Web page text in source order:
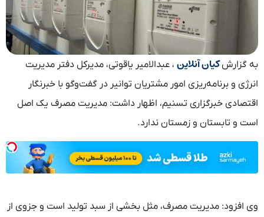
به گزارشکیان آنلاین ، عبدالامیر یاقوتی، مدیرکل دفتر مدیریت
انرژی و برنامه‌ریزی امور مشتریان توانیر در گفت‌وگو با خبرنگار
اقتصادی خبرگزاری تسنیم، اظهار داشت: مدیریت مصرف یک اصل
است و تابستان و زمستان ندارد.
وی افزود: مدیریت مصرف، مثل بخشی از سبد تولید است و جزوی از